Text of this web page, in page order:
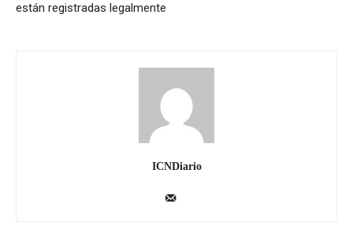
están registradas legalmente
ICNDiario